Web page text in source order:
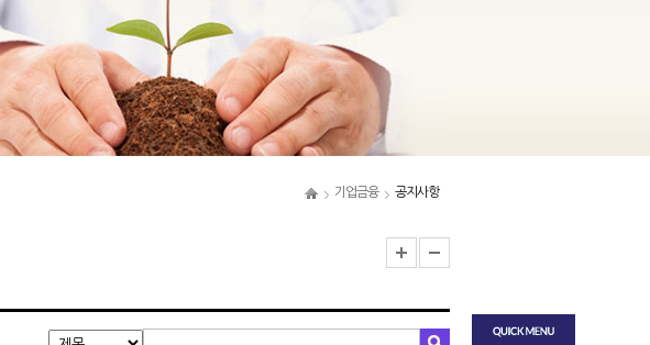
기업금융 공지사항